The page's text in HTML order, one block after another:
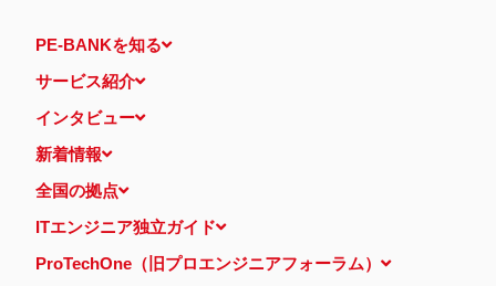
PE-BANKを知る
サービス紹介
インタビュー
新着情報
全国の拠点
ITエンジニア独立ガイド
ProTechOne（旧プロエンジニアフォーラム）